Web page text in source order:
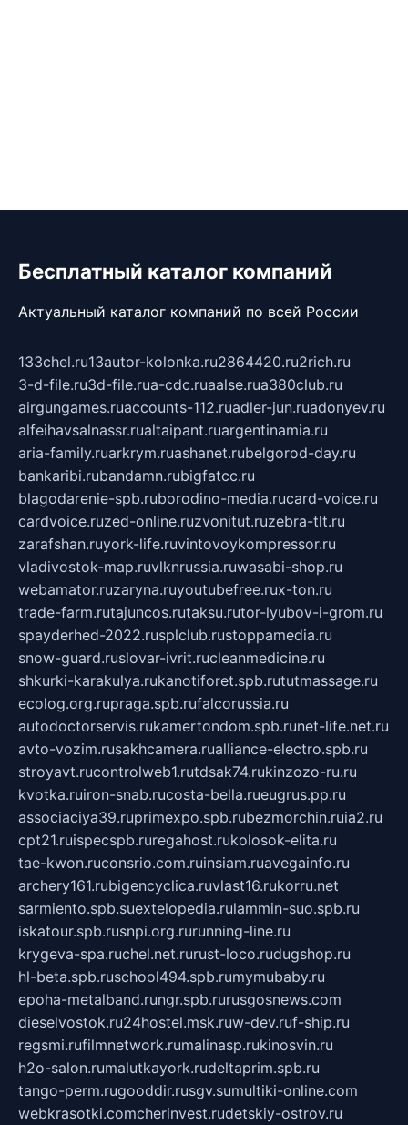
Бесплатный каталог компаний
Актуальный каталог компаний по всей России
133chel.ru13autor-kolonka.ru2864420.ru2rich.ru
3-d-file.ru3d-file.rua-cdc.ruaalse.rua380club.ru
airgungames.ruaccounts-112.ruadler-jun.ruadonyev.ru
alfeihavsalnassr.rualtaipant.ruargentinamia.ru
aria-family.ruarkrym.ruashanet.rubelgorod-day.ru
bankaribi.rubandamn.rubigfatcc.ru
blagodarenie-spb.ruborodino-media.rucard-voice.ru
cardvoice.ruzed-online.ruzvonitut.ruzebra-tlt.ru
zarafshan.ruyork-life.ruvintovoykompressor.ru
vladivostok-map.ruvlknrussia.ruwasabi-shop.ru
webamator.ruzaryna.ruyoutubefree.rux-ton.ru
trade-farm.rutajuncos.rutaksu.rutor-lyubov-i-grom.ru
spayderhed-2022.rusplclub.rustoppamedia.ru
snow-guard.ruslovar-ivrit.rucleanmedicine.ru
shkurki-karakulya.rukanotiforet.spb.rututmassage.ru
ecolog.org.rupraga.spb.rufalcorussia.ru
autodoctorservis.rukamertondom.spb.runet-life.net.ru
avto-vozim.rusakhcamera.rualliance-electro.spb.ru
stroyavt.rucontrolweb1.rutdsak74.rukinzozo-ru.ru
kvotka.ruiron-snab.rucosta-bella.rueugrus.pp.ru
associaciya39.ruprimexpo.spb.rubezmorchin.ruia2.ru
cpt21.ruispecspb.ruregahost.rukolosok-elita.ru
tae-kwon.ruconsrio.com.ruinsiam.ruavegainfo.ru
archery161.rubigencyclica.ruvlast16.rukorru.net
sarmiento.spb.suextelopedia.rulammin-suo.spb.ru
iskatour.spb.rusnpi.org.rurunning-line.ru
krygeva-spa.ruchel.net.rurust-loco.rudugshop.ru
hl-beta.spb.ruschool494.spb.rumymubaby.ru
epoha-metalband.rungr.spb.rurusgosnews.com
dieselvostok.ru24hostel.msk.ruw-dev.ruf-ship.ru
regsmi.rufilmnetwork.rumalinasp.rukinosvin.ru
h2o-salon.rumalutkayork.rudeltaprim.spb.ru
tango-perm.rugooddir.rusgv.sumultiki-online.com
webkrasotki.comcherinvest.rudetskiy-ostrov.ru